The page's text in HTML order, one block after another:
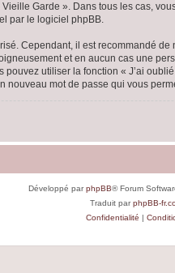
Garde ». Dans tous les cas,
par le logiciel phpBB.
Cependant, il est recommandé
et en aucun cas une
utiliser la fonction « J’ai
mot de passe qui vous
Développé parphpBB® Forum
Traduit parphpBB-
Confidentialité |